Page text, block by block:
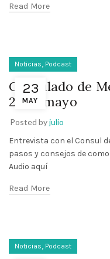
Read More
23
MAY
Noticias, Podcast
Consulado de
21 de mayo
Posted byjulio
Entrevista con el Consul
pasos y consejos de
Audio aquí
Read More
Noticias, Podcast